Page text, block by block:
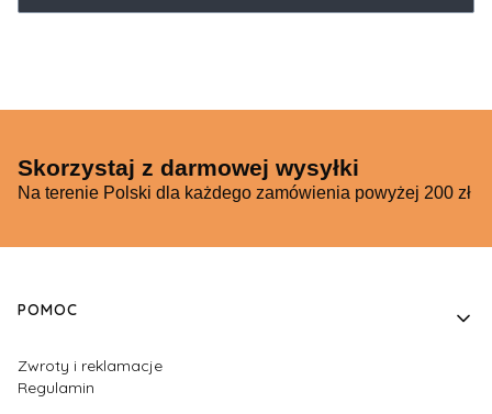
Skorzystaj z darmowej wysyłki
Na terenie Polski dla każdego zamówienia powyżej 200 zł
Linki w stopce
POMOC
Zwroty i reklamacje
Regulamin